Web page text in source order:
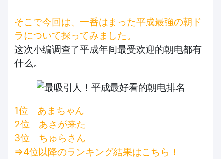
そこで今回は、一番はまった平成最強の朝ド
ラについて探ってみました。
这次小编调查了平成年间最受欢迎的朝电都有
什么。
1位 あまちゃん
2位 あさが来た
3位 ちゅらさん
⇒4位以降のランキング結果はこちら！